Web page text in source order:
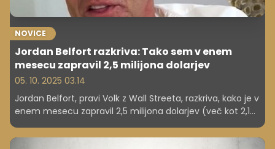
NOVICE
Jordan Belfort razkriva: Tako sem v enem
mesecu zapravil 2,5 milijona dolarjev
05. 10. 2025 03.14
Jordan Belfort, pravi Volk z Wall Streeta, razkriva, kako je v
enem mesecu zapravil 2,5 milijona dolarjev (več kot 2,1
milijona evrov) – od iger na srečo do zasebnih letal in
jaht.